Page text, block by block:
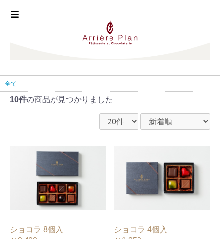
全て
10件の商品が見つかりました
ショコラ 8個入
ショコラ 4個入